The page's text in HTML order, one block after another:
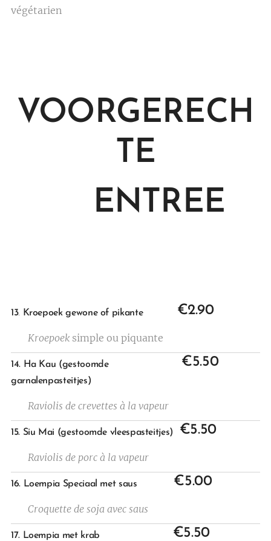
végétarien
VOORGERECH
TE
ENTREE
13. Kroepoek gewone of pikante
Kroepoek simple ou piquante
€2.90
14. Ha Kau (gestoomde
garnalenpasteitjes)
Raviolis de crevettes à la vapeur
€5.50
15. Siu Mai (gestoomde vleespasteitjes)
Raviolis de porc à la vapeur
€5.50
16. Loempia Speciaal met saus
Croquette de soja avec saus
€5.00
17. Loempia met krab €5.50